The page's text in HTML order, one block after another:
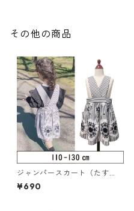
その他の商品
ジャンパースカート（たす
き）110-130（320-071-3）
¥690